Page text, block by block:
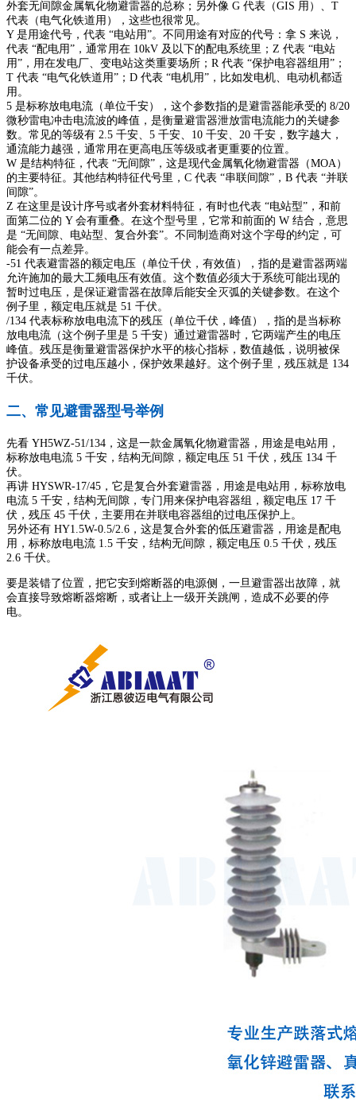
外套无间隙金属氧化物避雷器的总称；另外像 G 代表（GIS 用）、T
代表（电气化铁道用），这些也很常见。
Y 是用途代号，代表 “电站用”。不同用途有对应的代号：拿 S 来说，
代表 “配电用”，通常用在 10kV 及以下的配电系统里；Z 代表 “电站
用”，用在发电厂、变电站这类重要场所；R 代表 “保护电容器组用”；
T 代表 “电气化铁道用”；D 代表 “电机用”，比如发电机、电动机都适
用。
5 是标称放电电流（单位千安），这个参数指的是避雷器能承受的 8/20
微秒雷电冲击电流波的峰值，是衡量避雷器泄放雷电流能力的关键参
数。常见的等级有 2.5 千安、5 千安、10 千安、20 千安，数字越大，
通流能力越强，通常用在更高电压等级或者更重要的位置。
W 是结构特征，代表 “无间隙”，这是现代金属氧化物避雷器（MOA）
的主要特征。其他结构特征代号里，C 代表 “串联间隙”，B 代表 “并联
间隙”。
Z 在这里是设计序号或者外套材料特征，有时也代表 “电站型”，和前
面第二位的 Y 会有重叠。在这个型号里，它常和前面的 W 结合，意思
是 “无间隙、电站型、复合外套”。不同制造商对这个字母的约定，可
能会有一点差异。
-51 代表避雷器的额定电压（单位千伏，有效值），指的是避雷器两端
允许施加的最大工频电压有效值。这个数值必须大于系统可能出现的
暂时过电压，是保证避雷器在故障后能安全灭弧的关键参数。在这个
例子里，额定电压就是 51 千伏。
/134 代表标称放电电流下的残压（单位千伏，峰值），指的是当标称
放电电流（这个例子里是 5 千安）通过避雷器时，它两端产生的电压
峰值。残压是衡量避雷器保护水平的核心指标，数值越低，说明被保
护设备承受的过电压越小，保护效果越好。这个例子里，残压就是 134
千伏。
二、常见避雷器型号举例​
先看 YH5WZ-51/134，这是一款金属氧化物避雷器，用途是电站用，
标称放电电流 5 千安，结构无间隙，额定电压 51 千伏，残压 134 千
伏。
再讲 HYSWR-17/45，它是复合外套避雷器，用途是电站用，标称放电
电流 5 千安，结构无间隙，专门用来保护电容器组，额定电压 17 千
伏，残压 45 千伏，主要用在并联电容器组的过电压保护上。
另外还有 HY1.5W-0.5/2.6，这是复合外套的低压避雷器，用途是配电
用，标称放电电流 1.5 千安，结构无间隙，额定电压 0.5 千伏，残压
2.6 千伏。
要是装错了位置，把它安到熔断器的电源侧，一旦避雷器出故障，就
会直接导致熔断器熔断，或者让上一级开关跳闸，造成不必要的停
电。